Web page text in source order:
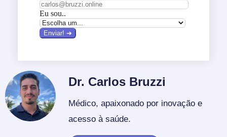
Dr. Carlos Bruzzi
Médico, apaixonado por inovação e
acesso à saúde.